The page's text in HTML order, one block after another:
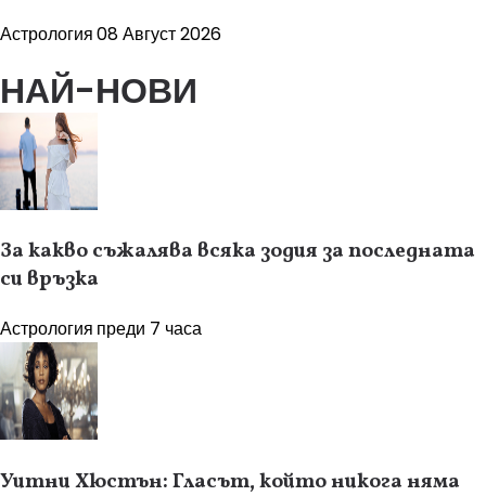
Астрология08 Август 2026
НАЙ-НОВИ
За какво съжалява всяка зодия за последната
си връзка
Астрология преди 7 часа
Уитни Хюстън: Гласът, който никога няма